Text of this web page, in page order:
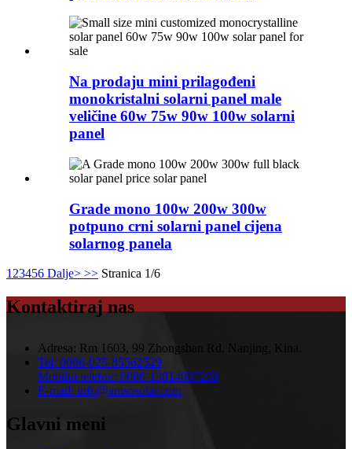
Na prodaju mini prilagođeni
monokristalni solarni panel male
veličine 60w 75w 90w 100w solarni
panel
Grade mono 100w 200w 300w
potpuno crni solarni panel cijena
solarnog panela
1 23456 Dalje> >> Stranica 1/6
Kontaktiraj nas
Adresa: Rm 1603, 99 Zhongshan Rd, Nanjing, Kina.
Tel: 0086-025-85562529
Mobilni telefon: 0086-13814007208
E-mail: info@amsosolar.com
Glavni meni